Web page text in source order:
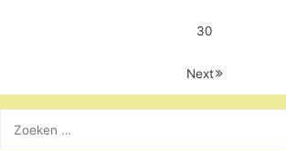
30
Next
naar: